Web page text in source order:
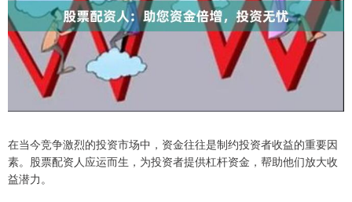
在当今竞争激烈的投资市场中，资金往往是制约投资者收益的重要因
素。股票配资人应运而生，为投资者提供杠杆资金，帮助他们放大收
益潜力。